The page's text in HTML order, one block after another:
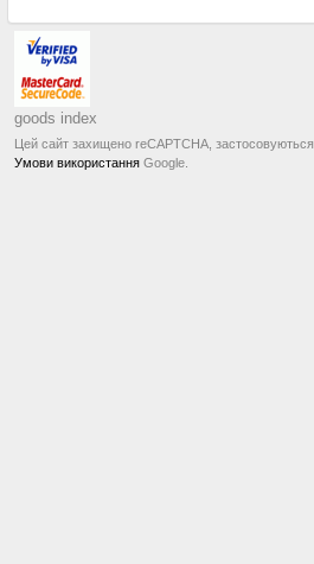
goods index
Цей сайт захищено reCAPTCHA, застосовуються
Умови використання Google.